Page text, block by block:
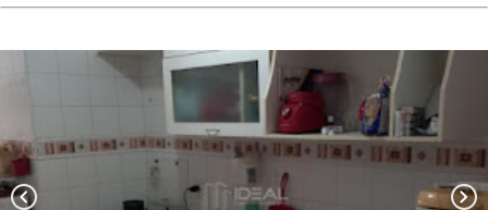
chevron_left chevron_right